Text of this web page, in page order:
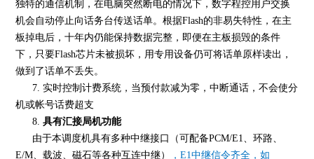
独特的通信机制，在电脑突然断电的情况下，数字程控用户交换
机会自动停止向话务台传送话单。根据Flash的非易失特性，在主
板掉电后，十年内仍能保持数据完整，即便在主板损毁的条件
下，只要Flash芯片未被损坏，用专用设备仍可将话单原样读出，
做到了话单不丢失。
7. 实时控制计费系统，当预付款减为零，中断通话，不会使分
机或帐号话费超支
8.具有汇接局机功能
由于本调度机具有多种中继接口（可配备PCM/E1、环路、
E/M、载波、磁石等各种互连中继）
，E1中继信令齐全，如